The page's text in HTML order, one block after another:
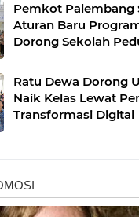
Pemkot Palembang
Aturan Baru
Dorong Sekolah
Ratu Dewa Dorong
Naik Kelas Lewat
Transformasi Digital